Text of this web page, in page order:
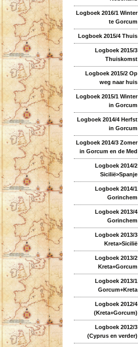
Logboek 2016/1 Winter
te Gorcum
Logboek 2015/4 Thuis
Logboek 2015/3
Thuiskomst
Logboek 2015/2 Op
weg naar huis
Logboek 2015/1 Winter
in Gorcum
Logboek 2014/4 Herfst
in Gorcum
Logboek 2014/3 Zomer
in Gorcum en de Med
Logboek 2014/2
Sicilië>Spanje
Logboek 2014/1
Gorinchem
Logboek 2013/4
Gorinchem
Logboek 2013/3
Kreta>Sicilië
Logboek 2013/2
Kreta+Gorcum
Logboek 2013/1
Gorcum+Kreta
Logboek 2012/4
(Kreta+Gorcum)
Logboek 2012/3
(Cyprus en verder)